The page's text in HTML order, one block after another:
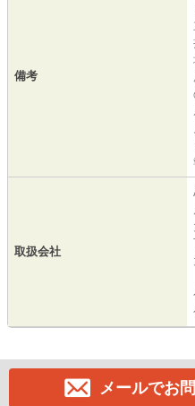
備考
取扱会社
メールでお